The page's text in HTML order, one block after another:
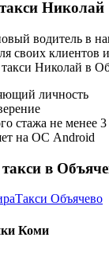
Николай
водитель в
своих клиентов
Николай в
личность
стажа не менее 3
на ОС Android
в
Такси Объячево
Коми